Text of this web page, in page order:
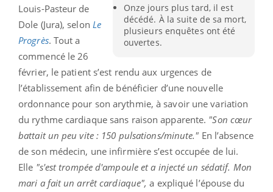
Onze jours plus tard, il est
décédé. À la suite de sa mort,
plusieurs enquêtes ont été
ouvertes.
Louis-Pasteur de
Dole (Jura), selon Le
Progrès. Tout a
commencé le 26
février, le patient s’est rendu aux urgences de
l’établissement afin de bénéficier d’une nouvelle
ordonnance pour son arythmie, à savoir une variation
du rythme cardiaque sans raison apparente. "Son cœur
battait un peu vite : 150 pulsations/minute." En l’absence
de son médecin, une infirmière s’est occupée de lui.
Elle "s'est trompée d'ampoule et a injecté un sédatif. Mon
mari a fait un arrêt cardiaque", a expliqué l’épouse du